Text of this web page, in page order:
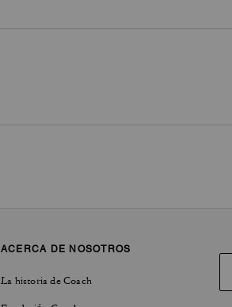
ACERCA DE NOSOTROS
La historia de Coach